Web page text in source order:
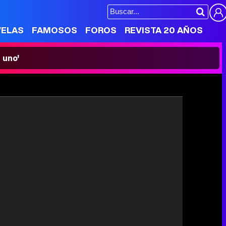
FAMOSOS FOROS REVISTA 20 AÑOS